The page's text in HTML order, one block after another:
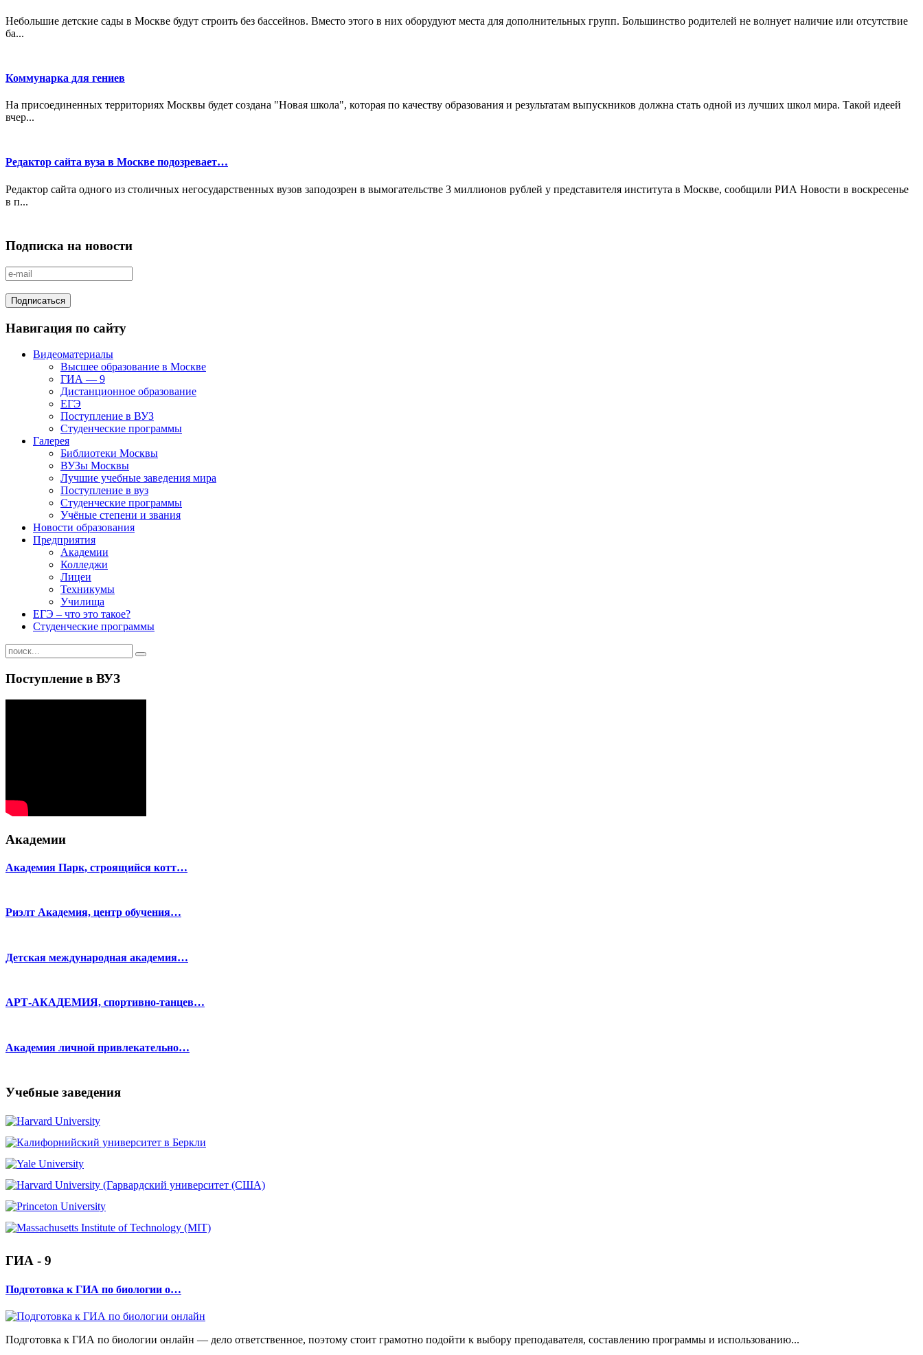
Небольшие детские сады в Москве будут строить без бассейнов. Вместо этого в них оборудуют места для дополнительных групп. Большинство родителей не волнует наличие или отсутствие
ба...
Коммунарка для гениев
На присоединенных территориях Москвы будет создана "Новая школа", которая по качеству образования и результатам выпускников должна стать одной из лучших школ мира. Такой идеей
вчер...
Редактор сайта вуза в Москве подозревает…
Редактор сайта одного из столичных негосударственных вузов заподозрен в вымогательстве 3 миллионов рублей у представителя института в Москве, сообщили РИА Новости в воскресенье
в п...
Подписка на новости
Навигация по сайту
Видеоматериалы
Высшее образование в Москве
ГИА — 9
Дистанционное образование
ЕГЭ
Поступление в ВУЗ
Студенческие программы
Галерея
Библиотеки Москвы
ВУЗы Москвы
Лучшие учебные заведения мира
Поступление в вуз
Студенческие программы
Учёные степени и звания
Новости образования
Предприятия
Академии
Колледжи
Лицеи
Техникумы
Училища
ЕГЭ – что это такое?
Студенческие программы
Поступление в ВУЗ
Академии
Академия Парк, строящийся котт…
Риэлт Академия, центр обучения…
Детская международная академия…
АРТ-АКАДЕМИЯ, спортивно-танцев…
Академия личной привлекательно…
Учебные заведения
ГИА - 9
Подготовка к ГИА по биологии о…
Подготовка к ГИА по биологии онлайн — дело ответственное, поэтому стоит грамотно подойти к выбору преподавателя, составлению программы и использованию...